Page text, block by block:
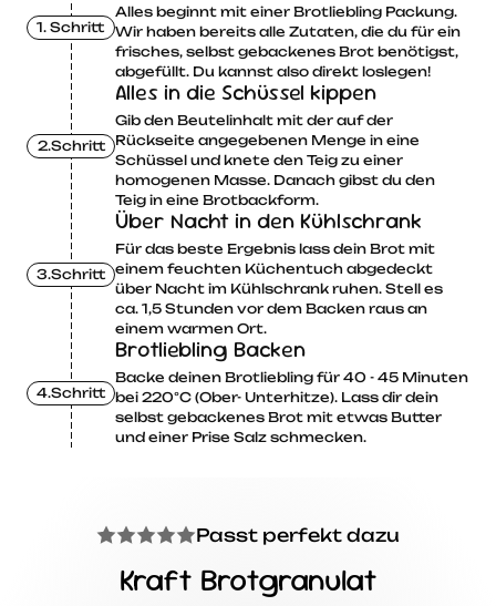
1. Schritt
Alles beginnt mit einer Brotliebling Packung.
Wir haben bereits alle Zutaten, die du für ein
frisches, selbst gebackenes Brot benötigst,
abgefüllt. Du kannst also direkt loslegen!
2.Schritt
Alles in die Schüssel kippen
Gib den Beutelinhalt mit der auf der
Rückseite angegebenen Menge in eine
Schüssel und knete den Teig zu einer
homogenen Masse. Danach gibst du den
Teig in eine Brotbackform.
3.Schritt
Über Nacht in den Kühlschrank
Für das beste Ergebnis lass dein Brot mit
einem feuchten Küchentuch abgedeckt
über Nacht im Kühlschrank ruhen. Stell es
ca. 1,5 Stunden vor dem Backen raus an
einem warmen Ort.
4.Schritt
Brotliebling Backen
Backe deinen Brotliebling für 40 - 45 Minuten
bei 220°C (Ober- Unterhitze). Lass dir dein
selbst gebackenes Brot mit etwas Butter
und einer Prise Salz schmecken.
Passt perfekt dazu
Kraft Brotgranulat